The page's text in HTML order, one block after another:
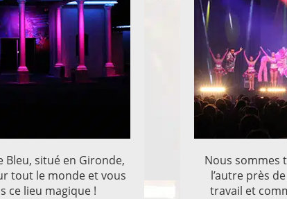
Bleu, situé en Gironde,
tout le monde et vous
ce lieu magique !
Nous sommes
l’autre près
travail et